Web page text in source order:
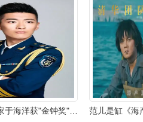
东营青年歌唱家于海洋获"金钟奖"声乐(民族组)冠军